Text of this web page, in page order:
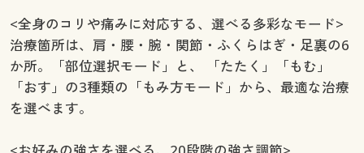
<全身のコリや痛みに対応する、選べる多彩なモード>
治療箇所は、肩・腰・腕・関節・ふくらはぎ・足裏の6
か所。「部位選択モード」と、 「たたく」「もむ」
「おす」の3種類の「もみ方モード」から、最適な治療
を選べます。